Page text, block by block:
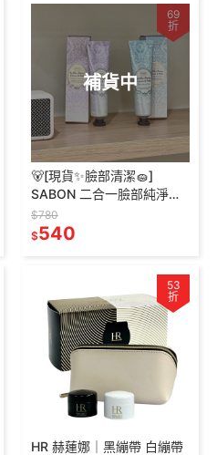
補貨中
69
折
🐻[現貨✨臉部清潔🧽]
SABON 二合一臉部純淨磨
砂膏 臉部磨砂膏 60ml
200ml 薰衣草 薄荷 臉部去
$780
$540
53
折
HR 赫蓮娜｜黑繃帶 白繃帶